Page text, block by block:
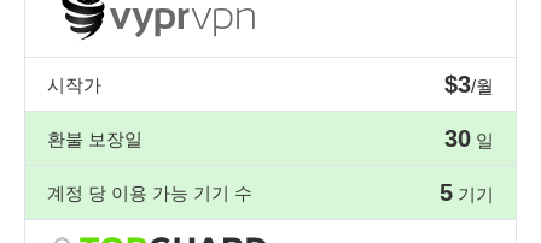
시작가 $3/월
환불 보장일 30 일
계정 당 이용 가능 기기 수 5 기기